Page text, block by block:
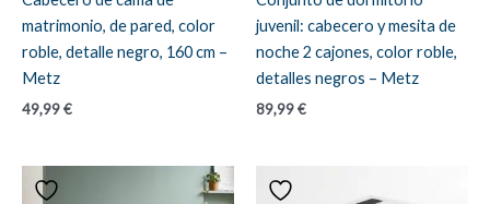
matrimonio, de pared, color
roble, detalle negro, 160 cm –
Metz
49,99€
juvenil: cabecero y mesita de
noche 2 cajones, color roble,
detalles negros – Metz
89,99€